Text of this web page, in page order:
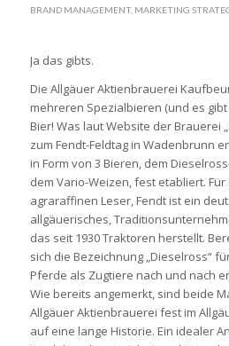
BRAND MANAGEMENT, MARKETING
Ja das gibts.
Die Allgäuer Aktienbrauerei
mehreren Spezialbieren (und es gibt
Bier! Was laut Website der Brauerei
zum Fendt-Feldtag in Wadenbrunn
in Form von 3 Bieren, dem
dem Vario-Weizen, fest etabliert.
agraraffinen Leser, Fendt ist ein
allgäuerisches,
das seit 1930 Traktoren herstellt.
sich die Bezeichnung „Dieselross“
Pferde als Zugtiere nach und nach
Wie bereits angemerkt, sind beide
Allgäuer Aktienbrauerei fest im
auf eine lange Historie. Ein idealer